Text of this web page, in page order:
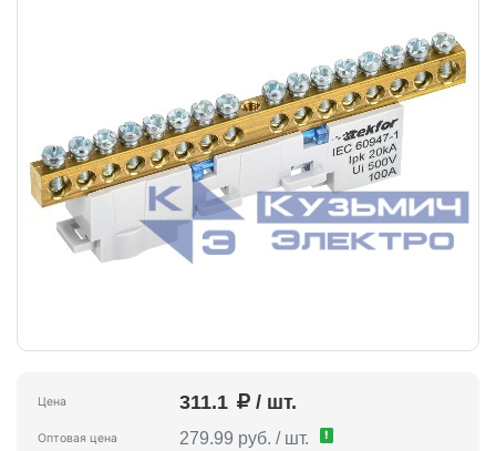
Цена 311.1 / шт.
Оптовая цена 279.99 руб. / шт. !